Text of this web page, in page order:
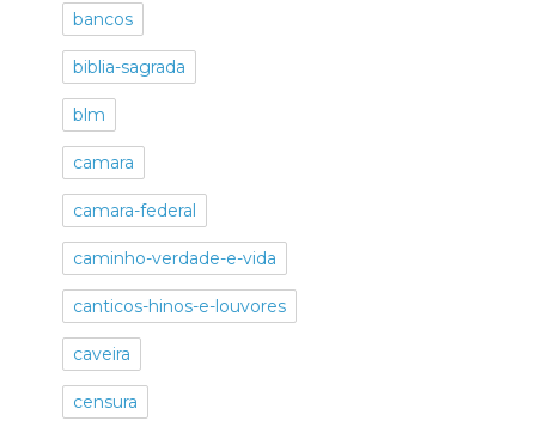
bancos
biblia-sagrada
blm
camara
camara-federal
caminho-verdade-e-vida
canticos-hinos-e-louvores
caveira
censura